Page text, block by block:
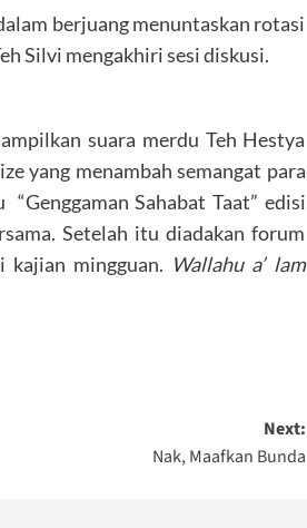
berjuang menuntaskan rotasi
Silvi mengakhiri sesi diskusi.
suara merdu Teh Hestya
yang menambah semangat para
Sahabat Taat” edisi
Setelah itu diadakan forum
kajian mingguan. Wallahu a’ lam
Next:
Nak, Maafkan Bunda